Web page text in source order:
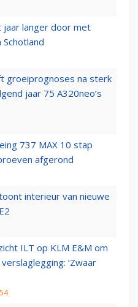
jaar langer door met
groeiprognoses na sterk
jaar 75 A320neo’s
737 MAX 10 stap
afgerond
interieur van nieuwe
ILT op KLM E&M om
‘Zwaar